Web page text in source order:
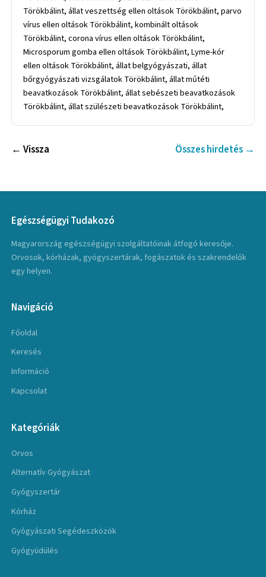
← Vissza Összes hirdetés →
Egészségügyi Tudakozó
Magyarország egészségügyi szolgáltatóinak átfogó keresője.
Orvosok, kórházak, gyógyszertárak, fogászatok és szakrendelők
egy helyen.
Navigáció
Főoldal
Keresés
Információ
Kapcsolat
Kategóriák
Orvos
Alternatív Gyógyászat
Gyógyszertár
Kórház
Gyógyászati Segédeszközök
Gyógyüdülés